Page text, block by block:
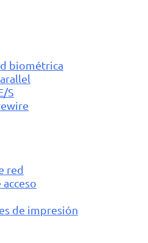
biométrica
S
red
de impresión